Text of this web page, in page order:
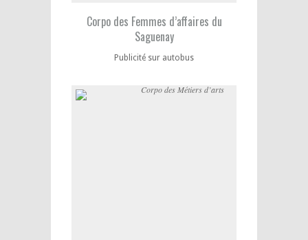
Corpo des Femmes d’affaires du
Saguenay
Publicité sur autobus